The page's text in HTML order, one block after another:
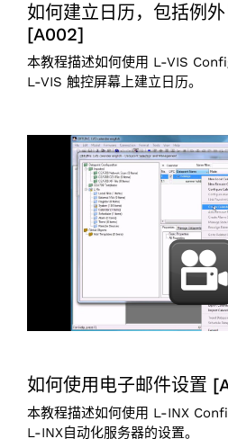
如何建立日历，包括例
[A002]
本教程描述如何使用 L-VIS
L-VIS 触控屏幕上建立日历。
如何使用电子邮件设置
本教程描述如何使用 L-INX
L-INX自动化服务器的设置。